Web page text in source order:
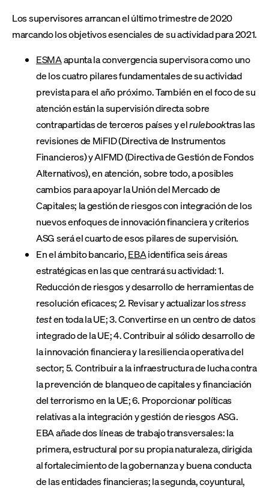
Los supervisores arrancan el último trimestre de 2020
marcando los objetivos esenciales de su actividad para 2021.
ESMAapunta la convergencia supervisora como uno
de los cuatro pilares fundamentales de su actividad
prevista para el año próximo. También en el foco de su
atención están la supervisión directa sobre
contrapartidas de terceros países y elrulebooktras las
revisiones de MiFID (Directiva de Instrumentos
Financieros) y AIFMD (Directiva de Gestión de Fondos
Alternativos), en atención, sobre todo, a posibles
cambios para apoyar la Unión del Mercado de
Capitales; la gestión de riesgos con integración de los
nuevos enfoques de innovación financiera y criterios
ASG será el cuarto de esos pilares de supervisión.
En el ámbito bancario,EBAidentifica seis áreas
estratégicas en las que centrará su actividad: 1.
Reducción de riesgos y desarrollo de herramientas de
resolución eficaces; 2. Revisar y actualizar losstress
testen toda la UE; 3. Convertirse en un centro de datos
integrado de la UE; 4. Contribuir al sólido desarrollo de
la innovación financiera y la resiliencia operativa del
sector; 5. Contribuir a la infraestructura de lucha contra
la prevención de blanqueo de capitales y financiación
del terrorismo en la UE; 6. Proporcionar políticas
relativas a la integración y gestión de riesgos ASG.
EBA añade dos líneas de trabajo transversales: la
primera, estructural por su propia naturaleza, dirigida
al fortalecimiento de la gobernanza y buena conducta
de las entidades financieras; la segunda, coyuntural,